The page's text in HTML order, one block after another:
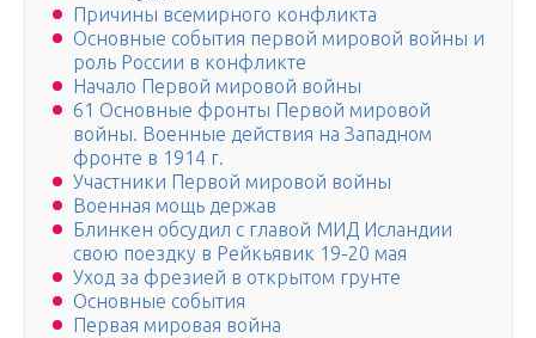
Причины всемирного конфликта
Основные события первой мировой войны и
роль России в конфликте
Начало Первой мировой войны
61 Основные фронты Первой мировой
войны. Военные действия на Западном
фронте в 1914 г.
Участники Первой мировой войны
Военная мощь держав
Блинкен обсудил с главой МИД Исландии
свою поездку в Рейкьявик 19-20 мая
Уход за фрезией в открытом грунте
Основные события
Первая мировая война